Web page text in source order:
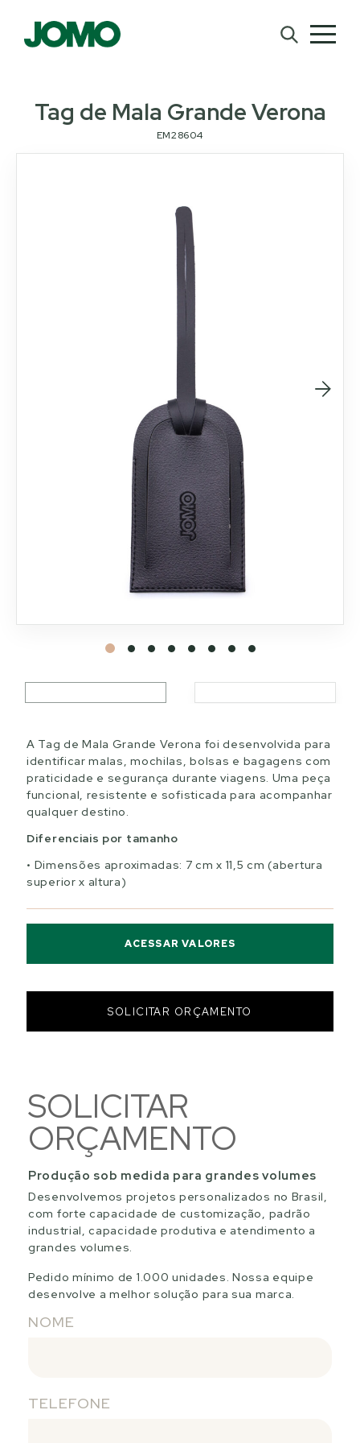
Tag de Mala Grande Verona
EM28604
A Tag de Mala Grande Verona foi desenvolvida para
identificar malas, mochilas, bolsas e bagagens com
praticidade e segurança durante viagens. Uma peça
funcional, resistente e sofisticada para acompanhar
qualquer destino.
Diferenciais por tamanho
Dimensões aproximadas: 7 cm x 11,5 cm (abertura
superior x altura)
ACESSAR VALORES
SOLICITAR ORÇAMENTO
SOLICITAR
ORÇAMENTO
Produção sob medida para grandes volumes
Desenvolvemos projetos personalizados no Brasil,
com forte capacidade de customização, padrão
industrial, capacidade produtiva e atendimento a
grandes volumes.
Pedido mínimo de 1.000 unidades. Nossa equipe
desenvolve a melhor solução para sua marca.
NOME
TELEFONE